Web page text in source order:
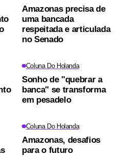
Amazonas precisa de
uma bancada
respeitada e articulada
no Senado
Coluna Do Holanda
Sonho de "quebrar a
banca" se transforma
em pesadelo
Coluna Do Holanda
Amazonas, desafios
para o futuro